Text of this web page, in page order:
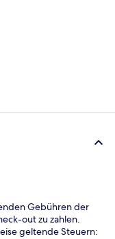
Gebühren der
out zu zahlen.
geltende Steuern: